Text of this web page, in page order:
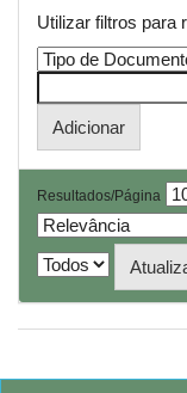
Utilizar filtros para
Resultados/Página